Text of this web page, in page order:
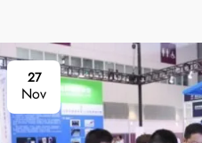
27
Nov